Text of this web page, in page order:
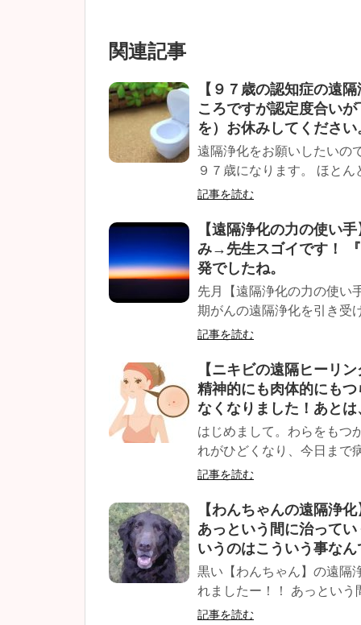
関連記事
【９７歳の認知症の遠
ころですが認定度合い
を）お休みしてください
遠隔浄化をお願いしたいの
９７歳になります。 ほと
記事を読む
【遠隔浄化の力の使い
み→先生スゴイです！
発でしたね。
先月【遠隔浄化の力の使い
期がんの遠隔浄化を引き受
記事を読む
【ニキビの遠隔ヒーリ
精神的にも肉体的にも
なくなりました！あと
はじめまして。わらをもつ
れがひどくなり、今日まで
記事を読む
【わんちゃんの遠隔浄
あっという間に治って
いうのはこういう事な
黒い【わんちゃん】の遠隔
れましたー！！ あっとい
記事を読む